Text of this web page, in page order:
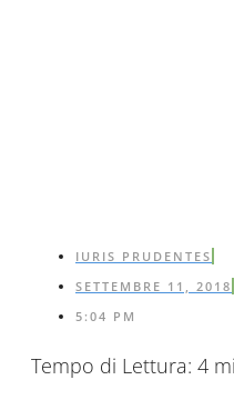
IURIS PRUDENTES
SETTEMBRE 11, 2018
5:04 PM
Tempo di Lettura: 4